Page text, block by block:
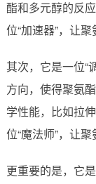
酯和多元醇的反
位“加速器”，让聚
其次，它是一位“
方向，使得聚氨
学性能，比如拉
位“魔法师”，让
更重要的是，它